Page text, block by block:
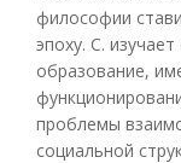
философии
эпоху. С.
образование,
проблемы
социальной